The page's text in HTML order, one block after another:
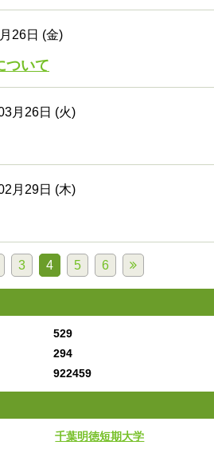
26日 (金)
ついて
月26日 (火)
月29日 (木)
3 4 5 6
529
294
922459
千葉明徳短期大学